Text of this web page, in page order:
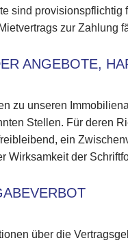
sind
zur Zahlung
ANGEBOTE,
zu unseren
Stellen. Für deren
ein
Wirksamkeit der
über die